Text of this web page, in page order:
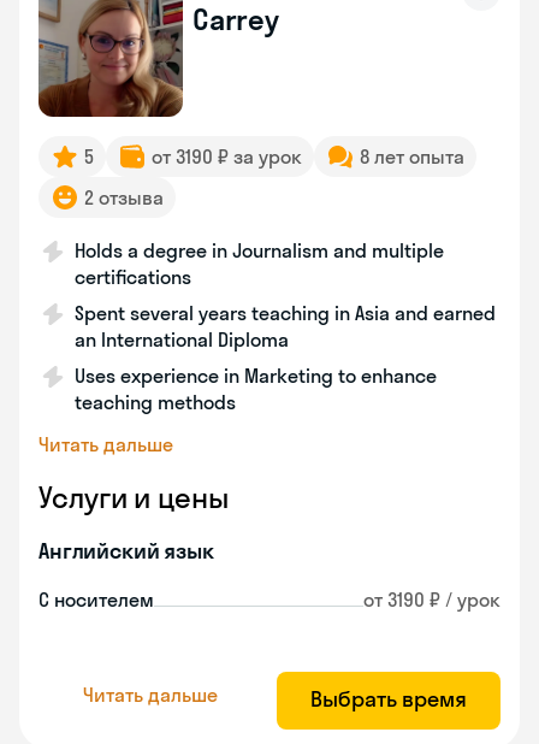
Carrey
5 от 3190 ₽ за урок
8 лет опыта
2 отзыва
Holds a degree in Journalism and multiple
certifications
Spent several years teaching in Asia and earned
an International Diploma
Uses experience in Marketing to enhance
teaching methods
Читать дальше
Услуги и цены
Английский язык
С носителем от 3190 ₽ / урок
Читать дальше Выбрать время